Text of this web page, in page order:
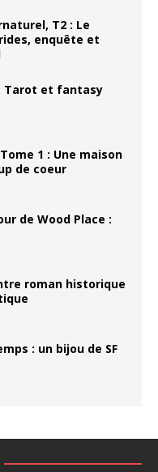
T2 : Le
enquête et
Tarot et fantasy
1 : Une maison
de coeur
de Wood Place :
roman historique
: un bijou de SF